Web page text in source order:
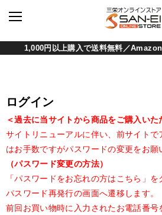
1,000円以上購入で送料無料／
ログイン
＜過去に当サイトから商品をご購入いた
サイトリニューアルに伴い、前サイト
はお手数ですがパスワードの変更をお願
（パスワード変更の方法）
「パスワードをお忘れの方はこちら」を
パスワード再発行の画面へ遷移します。
前回お買い物時に入力されたお電話番号